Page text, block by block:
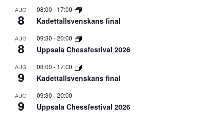
AUG
8
08:00 - 17:00
Kadettallsvenskans final
AUG
8
09:30 -20:00
Uppsala Chessfestival 2026
AUG
9
08:00 - 17:00
Kadettallsvenskans final
AUG
9
09:30 -20:00
Uppsala Chessfestival 2026